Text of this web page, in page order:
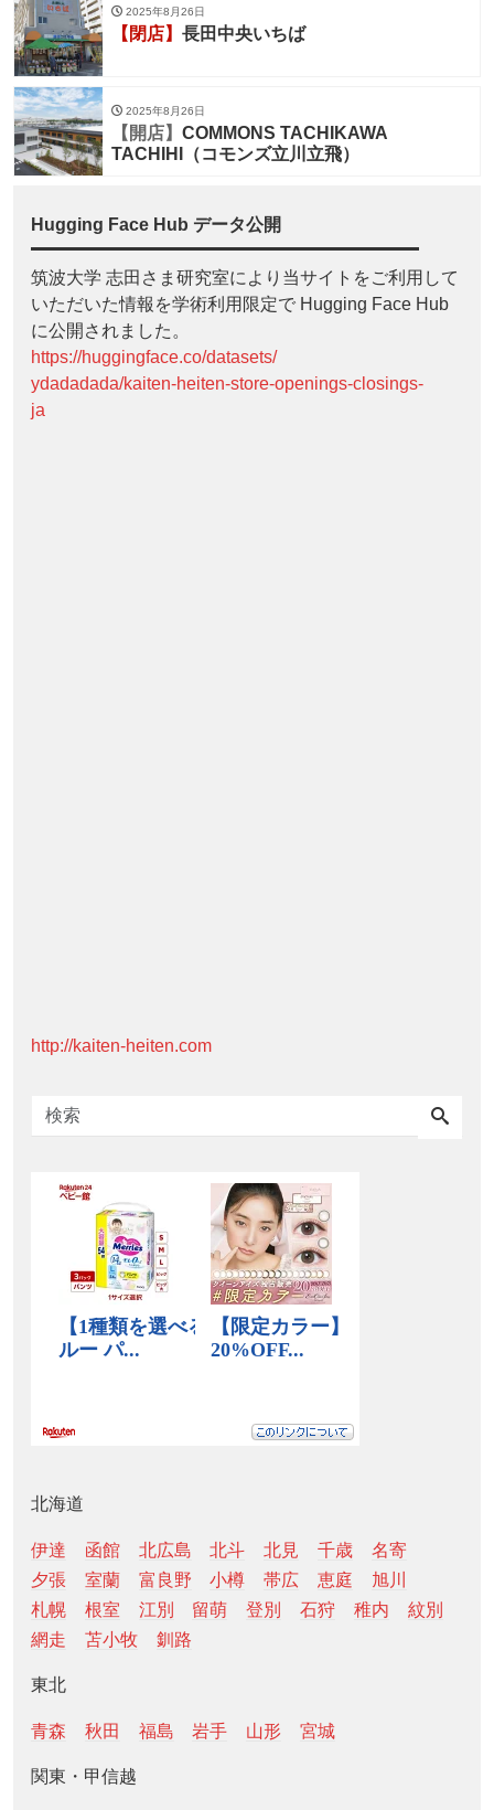
2025年8月26日
【閉店】 長田中央いちば
2025年8月26日
【開店】 COMMONS TACHIKAWA
TACHIHI（コモンズ立川立飛）
Hugging Face Hub データ公開
筑波大学 志田さま研究室により当サイトをご利用して
いただいた情報を学術利用限定で Hugging Face Hub
に公開されました。
https://huggingface.co/datasets/
ydadadada/kaiten-heiten-store-openings-closings-
ja
http://kaiten-heiten.com
北海道
伊達 函館 北広島 北斗 北見 千歳
名寄
夕張
室蘭 富良野 小樽 帯広 恵庭
旭川
札幌
根室 江別 留萌 登別 石狩 稚内
紋別
網走
苫小牧 釧路
東北
青森 秋田 福島 岩手 山形 宮城
関東・甲信越